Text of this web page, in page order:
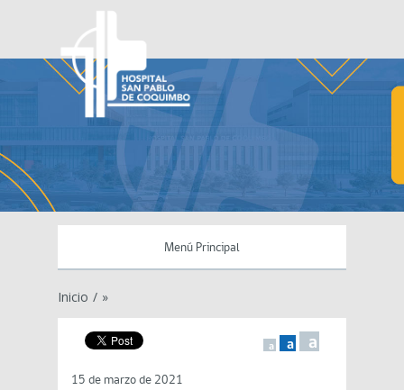
Menú Principal
Inicio / »
a a a
15 de marzo de 2021